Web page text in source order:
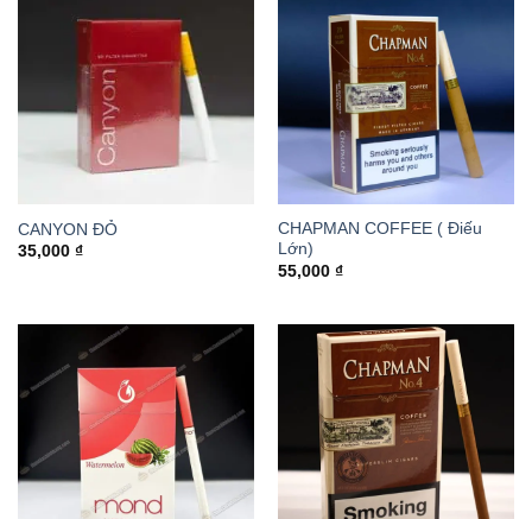
CANYON ĐỎ
35,000 ₫
CHAPMAN COFFEE ( Điếu
Lớn)
55,000 ₫